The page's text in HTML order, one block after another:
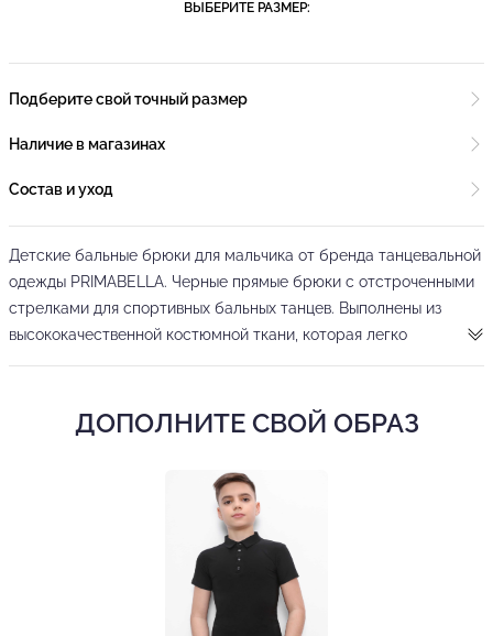
ВЫБЕРИТЕ РАЗМЕР:
Подберите свой точный размер
Наличие в магазинах
Состав и уход
Детские бальные брюки для мальчика от бренда танцевальной
одежды PRIMABELLA. Черные прямые брюки с отстроченными
стрелками для спортивных бальных танцев. Выполнены из
высококачественной костюмной ткани, которая легко
танцевальных фигур.
Гульфик на молнии и крючке
Состав: 94% полиэстер, 6% спандекс
Деликатная стирка при 30 градусах
ДОПОЛНИТЕ СВОЙ ОБРАЗ